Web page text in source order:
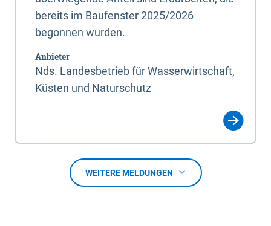
bereits im Baufenster 2025/2026
begonnen wurden.
Anbieter
Nds. Landesbetrieb für Wasserwirtschaft,
Küsten und Naturschutz
WEITERE MELDUNGEN